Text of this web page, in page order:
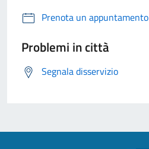
Prenota un appuntamento
Problemi in città
Segnala disservizio